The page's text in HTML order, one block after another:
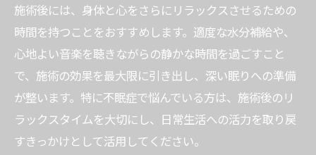
施術後には、身体と心をさらにリラックスさせるための
時間を持つことをおすすめします。適度な水分補給や、
心地よい音楽を聴きながらの静かな時間を過ごすこと
で、施術の効果を最大限に引き出し、深い眠りへの準備
が整います。特に不眠症で悩んでいる方は、施術後のリ
ラックスタイムを大切にし、日常生活への活力を取り戻
すきっかけとして活用してください。